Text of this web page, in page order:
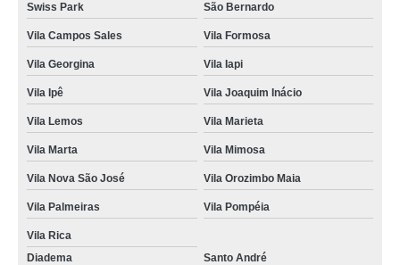
Swiss Park São Bernardo
Vila Campos Sales Vila Formosa
Vila Georgina Vila Iapi
Vila Ipê Vila Joaquim Inácio
Vila Lemos Vila Marieta
Vila Marta Vila Mimosa
Vila Nova São José Vila Orozimbo Maia
Vila Palmeiras Vila Pompéia
Vila Rica
Diadema
Santo André